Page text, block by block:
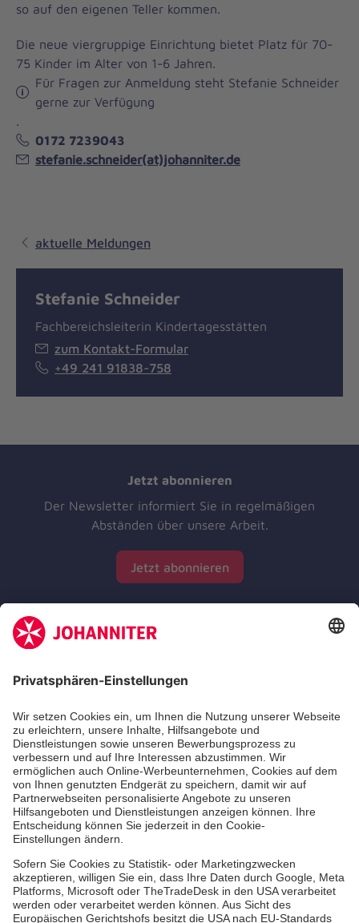
so auf den eigenen Teller kommen.
Die neue viergruppige Einrichtung bietet Platz für 70-
75 Kinder im Alter von 1-6 Jahren.
Für Fragen zur Anmeldung steht Stefanie Schneider
gerne zur Verfügung
.
0172 7239043
stefanie.schneider(at)johanniter.de
aktuelle Meldungen
Stefanie Schneider
Fachbereichsleiterin Kindertagesstätten
zum Kontakt-Formular
+49 241 91838-758
Jetzt abonnieren
Der Newsletter informiert Sie in regelmäßigen
Abständen über unsere Arbeit.
Jetzt abonnieren
Zertifizierung der Johanniter-Unfall-Hilfe e.V.
Die Johanniter GmbH führt das Spendenzertifikat
des Deutschen Spendenrats e.V.
Dienste & Leistungen